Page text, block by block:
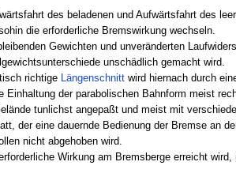
des beladenen und Aufwärtsfahrt des
die erforderliche Bremswirkung wechseln.
Gewichten und unveränderten
unschädlich gemacht wird.
richtige
Längenschnitt wird hiernach durch
Einhaltung der parabolischen Bahnform meist
tunlichst angepaßt und meist mit
der eine dauernde Bedienung der Bremse an
nicht abgehoben wird.
Wirkung am Bremsberge erreicht